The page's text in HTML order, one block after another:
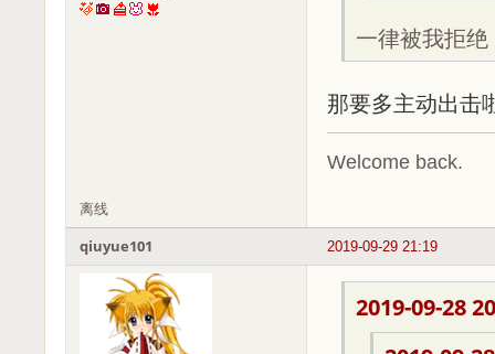
一律被我拒
那要多主动出击
Welcome back.
离线
2019-09-29 21:19
qiuyue101
2019-09-28